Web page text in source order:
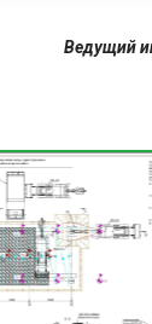
Ведущий